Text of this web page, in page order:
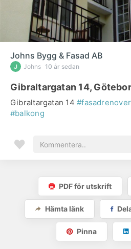
Johns Bygg & Fasad AB
Johns 10 år sedan
Gibraltargatan 14,
Gibraltargatan 14
#balkong
PDF för utskrift
Hämta länk
Pinna